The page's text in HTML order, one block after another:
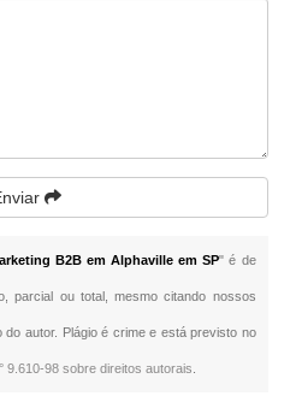
B2B em Alphaville em SP" é de
parcial ou total, mesmo citando nossos
autor. Plágio é crime e está previsto no
9.610-98 sobre direitos autorais